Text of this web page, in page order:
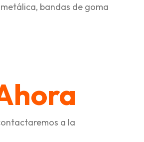
bandas de goma
a la